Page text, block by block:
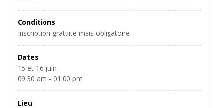
Conditions
Inscription gratuite mais obligatoire
Dates
15 et 16 juin
09:30 am - 01:00 pm
Lieu